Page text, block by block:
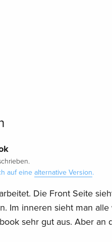
auf eine alternative Version.
Die Front Seite
Im inneren sieht man
sehr gut aus. Aber an